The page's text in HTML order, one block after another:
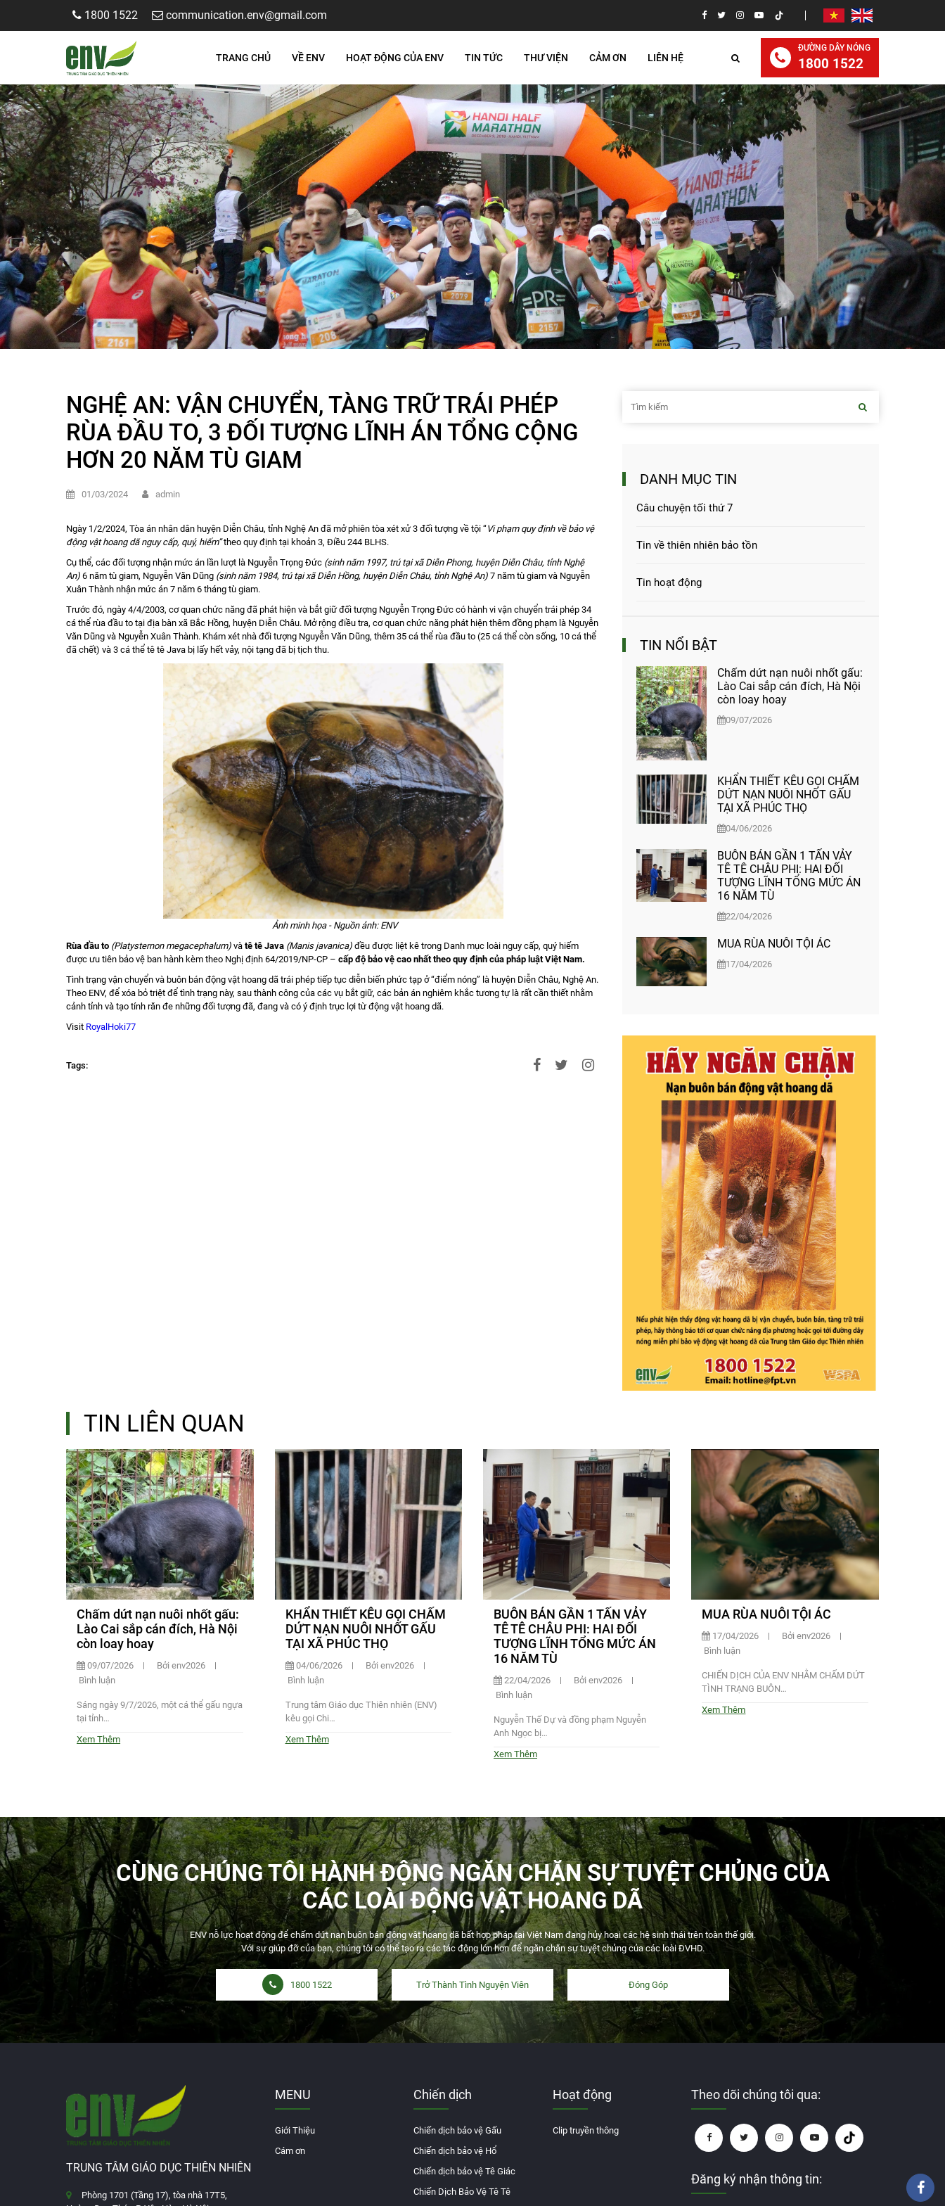
1800 1522 communication.env@gmail.com
TRANG CHỦ VỀ ENV HOẠT ĐỘNG CỦA ENV TIN TỨC THƯ VIỆN CẢM ƠN LIÊN HỆ
ĐƯỜNG DÂY NÓNG
1800 1522
NGHỆ AN: VẬN CHUYỂN, TÀNG TRỮ TRÁI PHÉP
RÙA ĐẦU TO, 3 ĐỐI TƯỢNG LĨNH ÁN TỔNG CỘNG
HƠN 20 NĂM TÙ GIAM
01/03/2024 admin
Ngày 1/2/2024, Tòa án nhân dân huyện Diễn Châu, tỉnh Nghệ An đã mở phiên tòa xét xử 3 đối tượng về tội “Vi phạm quy định về bảo vệ
động vật hoang dã nguy cấp, quý, hiếm”theo quy định tại khoản 3, Điều 244 BLHS.
Cụ thể, các đối tượng nhận mức án lần lượt là Nguyễn Trọng Đức (sinh năm 1997, trú tại xã Diễn Phong, huyện Diễn Châu, tỉnh Nghệ
An) 6 năm tù giam, Nguyễn Văn Dũng (sinh năm 1984, trú tại xã Diễn Hồng, huyện Diễn Châu, tỉnh Nghệ An) 7 năm tù giam và Nguyễn
Xuân Thành nhận mức án 7 năm 6 tháng tù giam.
Trước đó, ngày 4/4/2003, cơ quan chức năng đã phát hiện và bắt giữ đối tượng Nguyễn Trọng Đức có hành vi vận chuyển trái phép 34
cá thể rùa đầu to tại địa bàn xã Bắc Hồng, huyện Diễn Châu. Mở rộng điều tra, cơ quan chức năng phát hiện thêm đồng phạm là Nguyễn
Văn Dũng và Nguyễn Xuân Thành. Khám xét nhà đối tượng Nguyễn Văn Dũng, thêm 35 cá thể rùa đầu to (25 cá thể còn sống, 10 cá thể
đã chết) và 3 cá thể tê tê Java bị lấy hết vảy, nội tạng đã bị tịch thu.
Ảnh minh họa - Nguồn ảnh: ENV
Rùa đầu to (Platysternon megacephalum)vàtê tê Java (Manis javanica)đều được liệt kê trong Danh mục loài nguy cấp, quý hiếm
được ưu tiên bảo vệ ban hành kèm theo Nghị định 64/2019/NP-CP –cấp độ bảo vệ cao nhất theo quy định của pháp luật Việt Nam.
Tình trạng vận chuyển và buôn bán động vật hoang dã trái phép tiếp tục diễn biến phức tạp ở “điểm nóng” là huyện Diễn Châu, Nghệ An.
Theo ENV, để xóa bỏ triệt để tình trạng này, sau thành công của các vụ bắt giữ, các bản án nghiêm khắc tương tự là rất cần thiết nhằm
cảnh tỉnh và tạo tính răn đe những đối tượng đã, đang và có ý định trục lợi từ động vật hoang dã.
Visit RoyalHoki77
Tags:
DANH MỤC TIN
Câu chuyện tối thứ 7
Tin về thiên nhiên bảo tồn
Tin hoạt động
TIN NỔI BẬT
Chấm dứt nạn nuôi nhốt gấu:
Lào Cai sắp cán đích, Hà Nội
còn loay hoay
09/07/2026
KHẨN THIẾT KÊU GỌI CHẤM
DỨT NẠN NUÔI NHỐT GẤU
TẠI XÃ PHÚC THỌ
04/06/2026
BUÔN BÁN GẦN 1 TẤN VẢY
TÊ TÊ CHÂU PHI: HAI ĐỐI
TƯỢNG LĨNH TỔNG MỨC ÁN
16 NĂM TÙ
22/04/2026
MUA RÙA NUÔI TỘI ÁC
17/04/2026
TIN LIÊN QUAN
Chấm dứt nạn nuôi nhốt gấu:
Lào Cai sắp cán đích, Hà Nội
còn loay hoay
09/07/2026
Bởi env2026
Bình luận
Sáng ngày 9/7/2026, một cá thể gấu ngựa
tại tỉnh…
Xem Thêm
KHẨN THIẾT KÊU GỌI CHẤM
DỨT NẠN NUÔI NHỐT GẤU
TẠI XÃ PHÚC THỌ
04/06/2026
Bởi env2026
Bình luận
Trung tâm Giáo dục Thiên nhiên (ENV)
kêu gọi Chi…
Xem Thêm
BUÔN BÁN GẦN 1 TẤN VẢY
TÊ TÊ CHÂU PHI: HAI ĐỐI
TƯỢNG LĨNH TỔNG MỨC ÁN
16 NĂM TÙ
22/04/2026
Bởi env2026
Bình luận
Nguyễn Thế Dự và đồng phạm Nguyễn
Anh Ngọc bị…
Xem Thêm
MUA RÙA NUÔI TỘI ÁC
17/04/2026
Bởi env2026
Bình luận
CHIẾN DỊCH CỦA ENV NHẰM CHẤM DỨT
TÌNH TRẠNG BUÔN…
Xem Thêm
CÙNG CHÚNG TÔI HÀNH ĐỘNG NGĂN CHẶN SỰ TUYỆT CHỦNG CỦA
CÁC LOÀI ĐỘNG VẬT HOANG DÃ
ENV nỗ lực hoạt động để chấm dứt nạn buôn bán động vật hoang dã bất hợp pháp tại Việt Nam đang hủy hoại các hệ sinh thái trên toàn thế giới.
Với sự giúp đỡ của bạn, chúng tôi có thể tạo ra các tác động lớn hơn để ngăn chặn sự tuyệt chủng của các loài ĐVHD.
1800 1522 Trở Thành Tình Nguyện Viên Đóng Góp
TRUNG TÂM GIÁO DỤC THIÊN NHIÊN
Phòng 1701 (Tầng 17), tòa nhà 17T5,
MENU
Giới Thiệu
Cám ơn
Chiến dịch
Chiến dịch bảo vệ Gấu
Chiến dịch bảo vệ Hổ
Chiến dịch bảo vệ Tê Giác
Chiến Dịch Bảo Vệ Tê Tê
Hoạt động
Clip truyền thông
Theo dõi chúng tôi qua:
Đăng ký nhận thông tin: